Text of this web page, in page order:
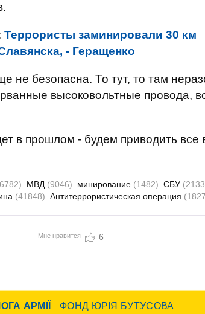
Террористы заминировали 30 км
- Геращенко
не безопасна. То тут, то там
высоковольтные провода,
в прошлом - будем приводить все
МВД (9046) минирование (1482) СБУ
(41848) Антитеррористическая операция
Мне нравится 6